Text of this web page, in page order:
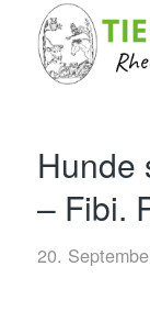
Hunde
– Fibi.
20.